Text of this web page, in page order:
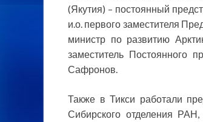
(Якутия) – постоянный
и.о. первого заместителя
министр по развитию
заместитель Постоянного
Сафронов.
Также в Тикси работали
Сибирского отделения